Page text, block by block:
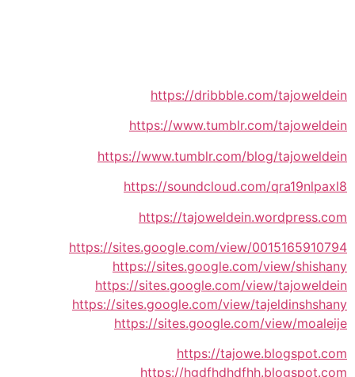
https://dribbble.com/tajoweldein
https://www.tumblr.com/tajoweldein
https://www.tumblr.com/blog/tajoweldein
https://soundcloud.com/qra19nlpaxl8
https://tajoweldein.wordpress.com
https://sites.google.com/view/0015165910794
https://sites.google.com/view/shishany
https://sites.google.com/view/tajoweldein
https://sites.google.com/view/tajeldinshshany
https://sites.google.com/view/moaleije
https://tajowe.blogspot.com
https://hgdfhdhdfhh.blogspot.com